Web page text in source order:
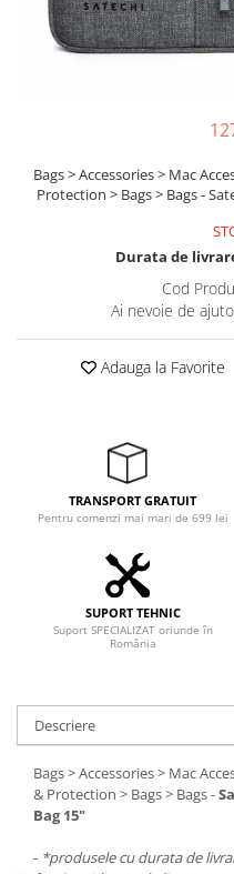
Sisteme Desktop &
PC NUC
Mouse Gaming
Tastaturi Gaming
Periferice PC
Camere Web
Mouse Pad
Componente PC
Placi de Baza
CPU
SSD
Bags > Accessories > Mac
Protection > Bags > Bags -
Durata de
Cod
Ai nevoie de
Adauga la Favorite
TRANSPORT GRATUIT
Pentru comenzi mai mari de 699 lei
SUPORT TEHNIC
Suport SPECIALIZAT oriunde în
România
Descriere
Bags > Accessories > Mac
& Protection > Bags > Bags -
Bag 15"
- *produsele cu durata de